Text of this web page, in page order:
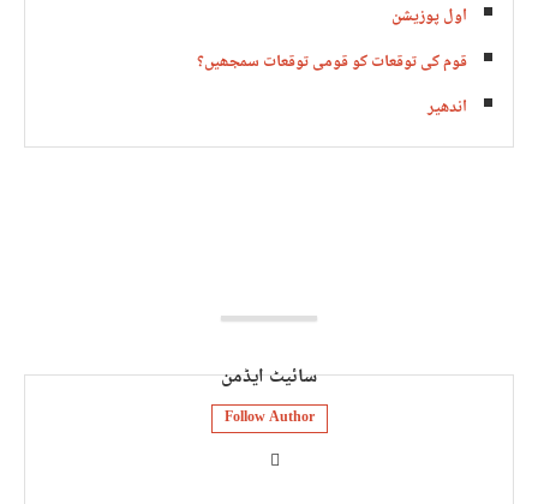
اول پوزیشن
قوم کی توقعات کو قومی توقعات سمجھیں؟
اندھیر
سائیٹ ایڈمن
Follow Author